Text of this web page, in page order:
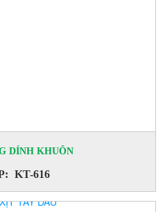
DÍNH KHUÔN
KT-616
TƯA MÉP VẢI
821